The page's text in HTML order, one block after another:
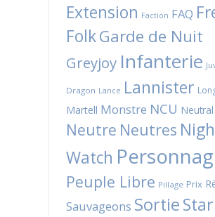
Extension Faction FAQ
FolkGarde de Nuit
Greyjoy Infanterie
Dragon Lance Lannister
Martell Monstre NCU Neutral
Neutre Neutres
Watch
Peuple Libre Pillage Prix
Sauvageons Sortie